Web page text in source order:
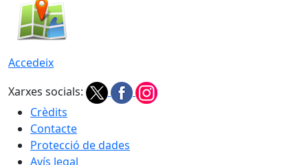
Accedeix
Xarxes socials:
Crèdits
Contacte
Protecció de dades
Avís legal